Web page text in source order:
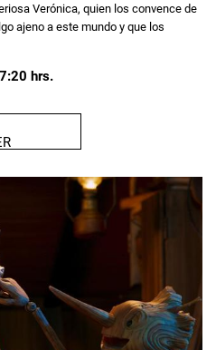
Verónica, quien los convence de
ajeno a este mundo y que los
hrs.